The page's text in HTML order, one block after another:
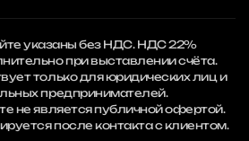
указаны без НДС. НДС 22%
при выставлении счёта.
только для юридических лиц и
предпринимателей.
не является публичной офертой.
после контакта с клиентом.